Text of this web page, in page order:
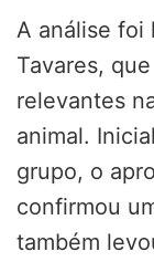
A análise foi
Tavares,
relevantes
animal.
grupo, o
confirmou
também